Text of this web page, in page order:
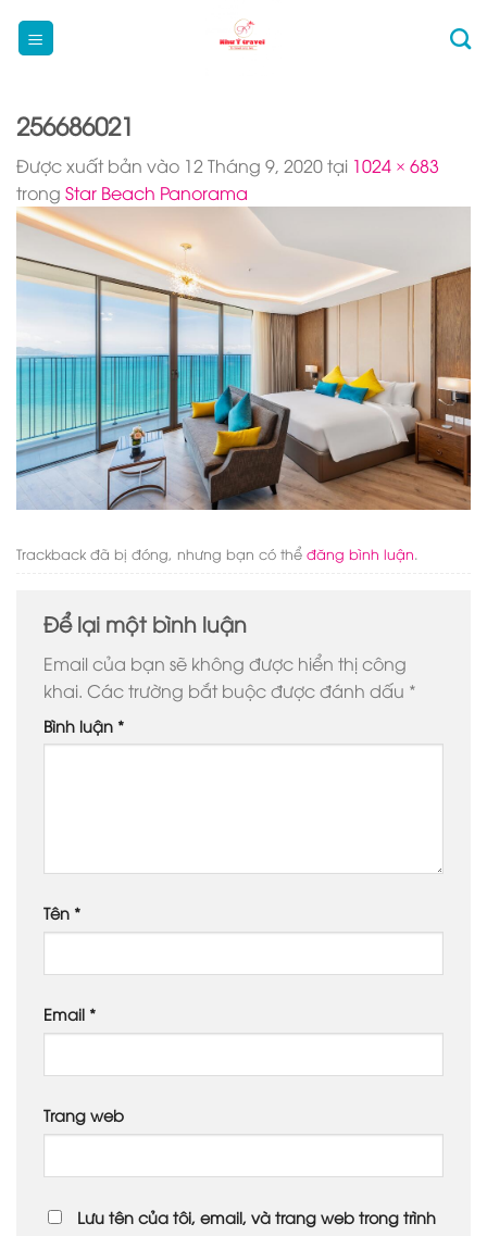
qua
256686021
Được xuất bản vào 12 Tháng 9, 2020tại 1024 × 683
trong Star Beach Panorama
Trackback đã bị đóng, nhưng bạn có thể đăng bình luận.
Để lại một bình luận
Email của bạn sẽ không được hiển thị công
khai. Các trường bắt buộc được đánh dấu *
Bình luận *
Tên *
Email *
Trang web
Lưu tên của tôi, email, và trang web trong trình